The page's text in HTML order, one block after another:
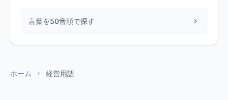
言葉を50音順で探す
ホーム 経営用語